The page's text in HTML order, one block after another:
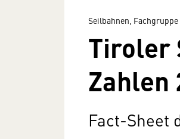
Seilbahnen, Fachgruppe
Tiroler
Zahlen
Fact-Sheet